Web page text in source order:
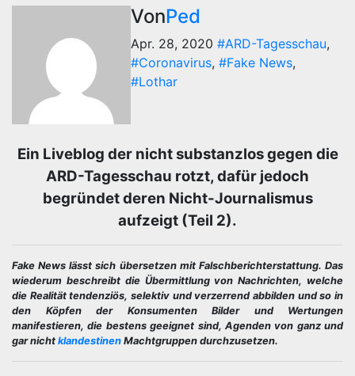
VonPed
Apr. 28, 2020 #ARD-Tagesschau,
#Coronavirus, #Fake News,
#Lothar
Ein Liveblog der nicht substanzlos gegen die
ARD-Tagesschau rotzt, dafür jedoch
begründet deren Nicht-Journalismus
aufzeigt (Teil 2).
Fake News lässt sich übersetzen mit Falschberichterstattung. Das
wiederum beschreibt die Übermittlung von Nachrichten, welche
die Realität tendenziös, selektiv und verzerrend abbilden und so in
den Köpfen der Konsumenten Bilder und Wertungen
manifestieren, die bestens geeignet sind, Agenden von ganz und
gar nicht klandestinen Machtgruppen durchzusetzen.